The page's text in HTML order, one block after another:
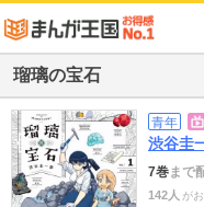
瑠璃の宝石
青年
渋谷圭
7巻まで
142人 が